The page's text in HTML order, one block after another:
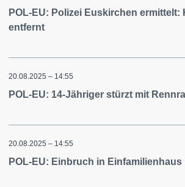
POL-EU: Polizei Euskirchen ermittelt:
entfernt
20.08.2025 – 14:55
POL-EU: 14-Jähriger stürzt mit
20.08.2025 – 14:55
POL-EU: Einbruch in Einfamilienhaus